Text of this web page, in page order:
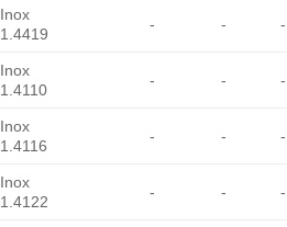
Inox
1.4419
- - -
Inox
1.4110
- - -
Inox
1.4116
- - -
Inox
1.4122
- - -